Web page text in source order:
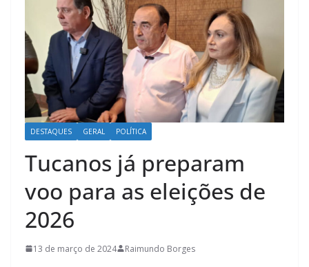
DESTAQUES GERAL POLÍTICA
Tucanos já preparam
voo para as eleições de
2026
13 de março de 2024 Raimundo Borges